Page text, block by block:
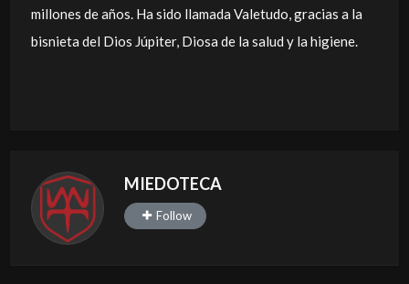
millones de años. Ha sido llamada Valetudo, gracias a la
bisnieta del Dios Júpiter, Diosa de la salud y la higiene.
MIEDOTECA
Follow